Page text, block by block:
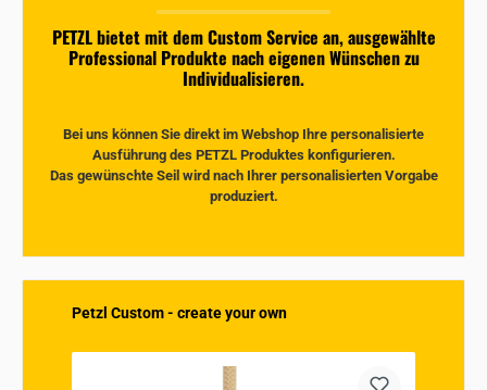
PETZL bietet mit dem Custom Service an, ausgewählte
Professional Produkte nach eigenen Wünschen zu
Individualisieren.
Bei uns können Sie direkt im Webshop Ihre personalisierte
Ausführung des PETZL Produktes konfigurieren.
Das gewünschte Seil wird nach Ihrer personalisierten Vorgabe
produziert.
Produktgalerie überspringen
Petzl Custom - create your own